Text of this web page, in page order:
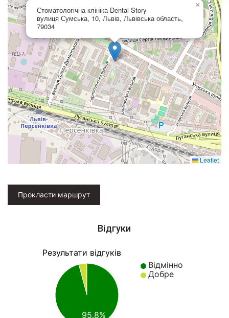
Стоматологічна клініка Dental Story
вулиця Сумська, 10, Львів, Львівська область,
79034
×
Leaflet
Прокласти маршрут
Відгуки
Результати відгуків
Відмінно
Добре
95.8%